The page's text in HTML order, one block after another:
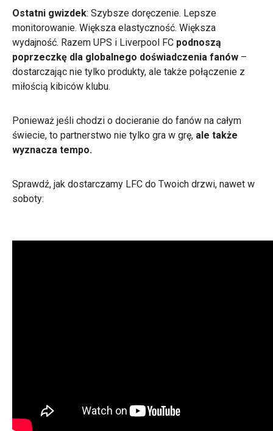
Ostatni gwizdek: Szybsze doręczenie. Lepsze
monitorowanie. Większa elastyczność. Większa
wydajność. Razem UPS i Liverpool FC podnoszą
poprzeczkę dla globalnego doświadczenia fanów –
dostarczając nie tylko produkty, ale także połączenie z
miłością kibiców klubu.
Ponieważ jeśli chodzi o docieranie do fanów na całym
świecie, to partnerstwo nie tylko gra w grę, ale także
wyznacza tempo.
Sprawdź, jak dostarczamy LFC do Twoich drzwi, nawet w
soboty: